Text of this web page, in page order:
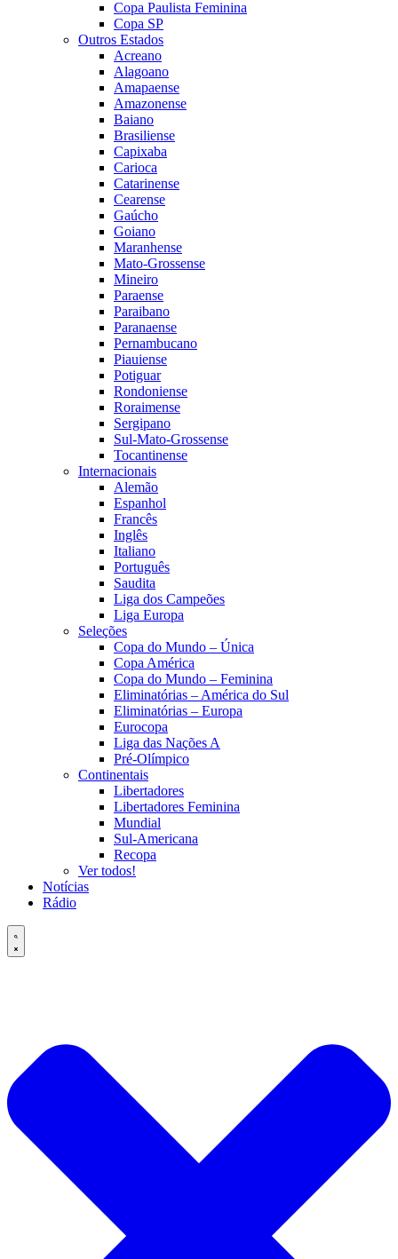
Copa Paulista Feminina
Copa SP
Outros Estados
Acreano
Alagoano
Amapaense
Amazonense
Baiano
Brasiliense
Capixaba
Carioca
Catarinense
Cearense
Gaúcho
Goiano
Maranhense
Mato-Grossense
Mineiro
Paraense
Paraibano
Paranaense
Pernambucano
Piauiense
Potiguar
Rondoniense
Roraimense
Sergipano
Sul-Mato-Grossense
Tocantinense
Internacionais
Alemão
Espanhol
Francês
Inglês
Italiano
Português
Saudita
Liga dos Campeões
Liga Europa
Seleções
Copa do Mundo – Única
Copa América
Copa do Mundo – Feminina
Eliminatórias – América do Sul
Eliminatórias – Europa
Eurocopa
Liga das Nações A
Pré-Olímpico
Continentais
Libertadores
Libertadores Feminina
Mundial
Sul-Americana
Recopa
Ver todos!
Notícias
Rádio